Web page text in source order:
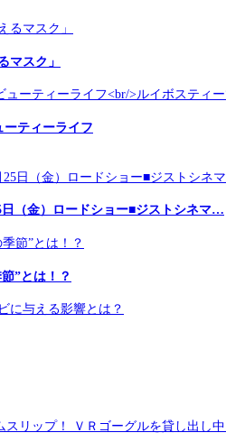
マスク」
ーティーライフ
（金）ロードショー■ジストシネマ…
”とは！？